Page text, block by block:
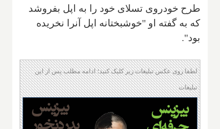
طرح خودروی تسلای خود را به اپل بفروشد
که به گفته او "خوشبختانه اپل آنرا نخریده
بود".
لطفا روی عکس تبلیغات زیر کلیک کنید؛ ادامه مطلب پس از این
تبلیغات